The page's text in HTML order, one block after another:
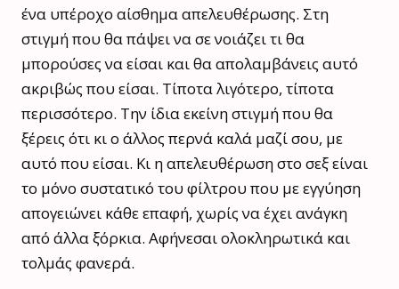
ένα υπέροχο αίσθημα απελευθέρωσης. Στη
στιγμή που θα πάψει να σε νοιάζει τι θα
μπορούσες να είσαι και θα απολαμβάνεις αυτό
ακριβώς που είσαι. Τίποτα λιγότερο, τίποτα
περισσότερο. Την ίδια εκείνη στιγμή που θα
ξέρεις ότι κι ο άλλος περνά καλά μαζί σου, με
αυτό που είσαι. Κι η απελευθέρωση στο σεξ είναι
το μόνο συστατικό του φίλτρου που με εγγύηση
απογειώνει κάθε επαφή, χωρίς να έχει ανάγκη
από άλλα ξόρκια. Αφήνεσαι ολοκληρωτικά και
τολμάς φανερά.